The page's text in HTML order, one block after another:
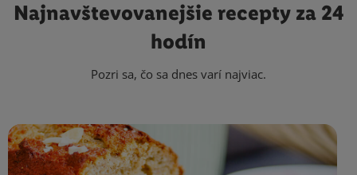
Najnavštevovanejšie recepty za 24
hodín
Pozri sa, čo sa dnes varí najviac.